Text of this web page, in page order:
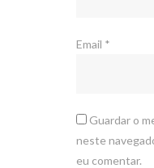
Email *
Guardar o
neste
eu comentar.